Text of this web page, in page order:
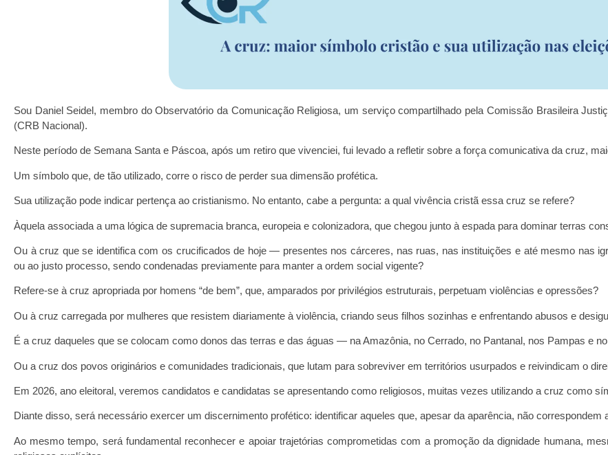
Sou Daniel Seidel, membro do Observatório da Comunicação Religiosa, um serviço compartilhado pela Comissão Brasileira
(CRB Nacional).
Neste período de Semana Santa e Páscoa, após um retiro que vivenciei, fui levado a refletir sobre a força comunicativa da cruz,
Um símbolo que, de tão utilizado, corre o risco de perder sua dimensão profética.
Sua utilização pode indicar pertença ao cristianismo. No entanto, cabe a pergunta: a qual vivência cristã essa cruz se refere?
Àquela associada a uma lógica de supremacia branca, europeia e colonizadora, que chegou junto à espada para dominar terras
Ou à cruz que se identifica com os crucificados de hoje — presentes nos cárceres, nas ruas, nas instituições e até mesmo nas
ou ao justo processo, sendo condenadas previamente para manter a ordem social vigente?
Refere-se à cruz apropriada por homens “de bem”, que, amparados por privilégios estruturais, perpetuam violências e opressões?
Ou à cruz carregada por mulheres que resistem diariamente à violência, criando seus filhos sozinhas e enfrentando abusos e
É a cruz daqueles que se colocam como donos das terras e das águas — na Amazônia, no Cerrado, no Pantanal, nos Pampas e
Ou a cruz dos povos originários e comunidades tradicionais, que lutam para sobreviver em territórios usurpados e reivindicam o
Em 2026, ano eleitoral, veremos candidatos e candidatas se apresentando como religiosos, muitas vezes utilizando a cruz como
Diante disso, será necessário exercer um discernimento profético: identificar aqueles que, apesar da aparência, não
Ao mesmo tempo, será fundamental reconhecer e apoiar trajetórias comprometidas com a promoção da dignidade humana,